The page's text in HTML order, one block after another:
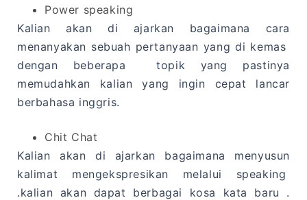
Power speaking
Kalian akan di ajarkan bagaimana cara
menanyakan sebuah pertanyaan yang di kemas
dengan beberapa topik yang pastinya
memudahkan kalian yang ingin cepat lancar
berbahasa inggris.
Chit Chat
Kalian akan di ajarkan bagaimana menyusun
kalimat mengekspresikan melalui speaking
.kalian akan dapat berbagai kosa kata baru .